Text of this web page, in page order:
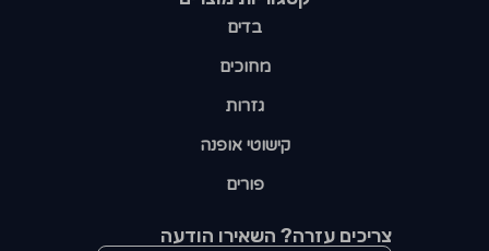
בדים
מחוכים
גזרות
קישוטי אופנה
פורים
צריכים עזרה? השאירו הודעה